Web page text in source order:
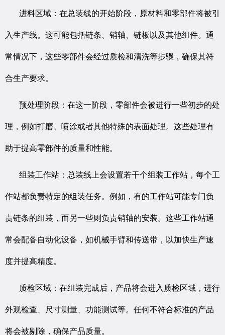
进料区域：在总装线的开始阶段，原材料和零部件将被引
入生产线。这可能包括链条、销轴、链板以及其他组件。通
常情况下，这些零部件会经过质检和清洗等步骤，确保其符
合生产要求。
预处理阶段：在这一阶段，零部件会被进行一些初步的处
理，例如打磨、喷涂或者其他特殊的表面处理。这些处理有
助于提高零部件的质量和性能。
组装工作站：总装线上会设置若干个组装工作站，每个工
作站都负责特定的组装任务。例如，有的工作站可能专门负
责链条的组装，而另一些则负责销轴的安装。这些工作站通
常会配备自动化设备，如机械手臂和传送带，以加快生产速
度并提高精度。
质检区域：在组装完成后，产品将会进入质检区域，进行
外观检查、尺寸测量、功能测试等。任何不符合标准的产品
将会被剔除，确保产品质量。